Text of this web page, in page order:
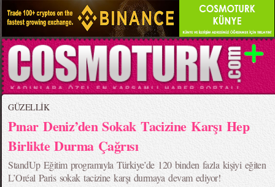
GÜZELLİK
Pınar Deniz’den Sokak Tacizine Karşı Hep
Birlikte Durma Çağrısı
StandUp Eğitim programıyla Türkiye’de 120 binden fazla kişiyi eğiten
L’Oréal Paris sokak tacizine karşı durmaya devam ediyor!